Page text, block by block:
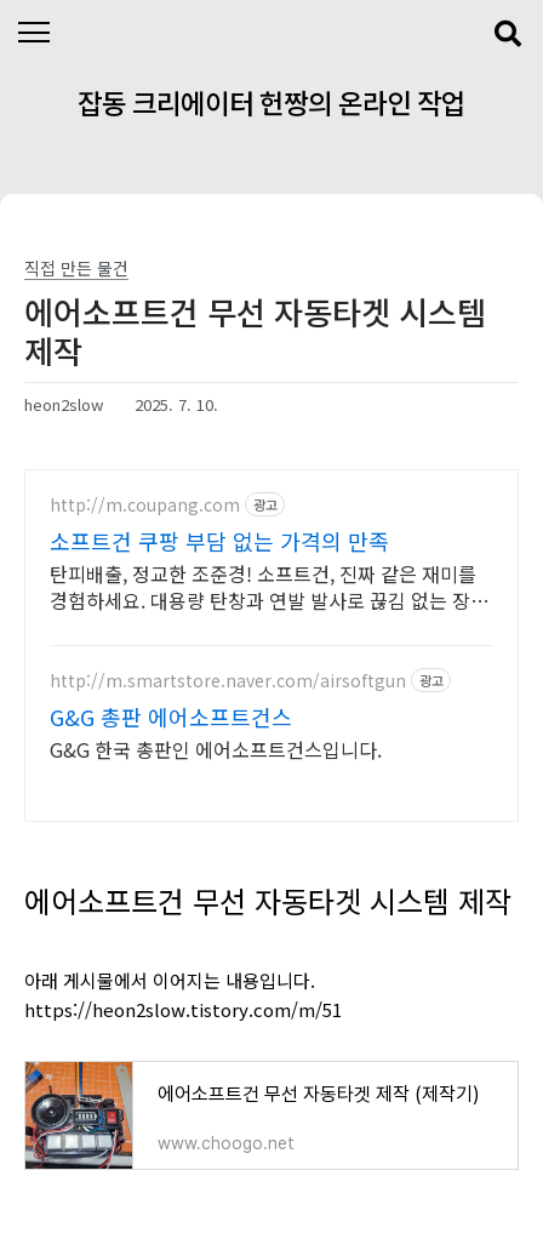
잡동 크리에이터 헌짱의 온라인 작업
직접 만든 물건
에어소프트건 무선 자동타겟 시스템
제작
heon2slow 2025. 7. 10.
http://m.coupang.com 광고
소프트건 쿠팡 부담 없는 가격의 만족
탄피배출, 정교한 조준경! 소프트건, 진짜 같은 재미를
경험하세요. 대용량 탄창과 연발 발사로 끊김 없는 장난
http://m.smartstore.naver.com/airsoftgun 광고
G&G 총판 에어소프트건스
G&G 한국 총판인 에어소프트건스입니다.
에어소프트건 무선 자동타겟 시스템 제작
아래 게시물에서 이어지는 내용입니다.
https://heon2slow.tistory.com/m/51
에어소프트건 무선 자동타겟 제작 (제작기)
www.choogo.net